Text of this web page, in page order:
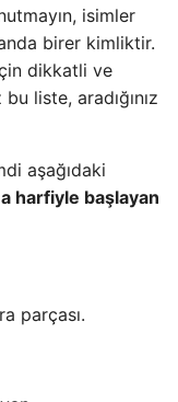
isimler
birer kimliktir.
dikkatli ve
liste, aradığınız
aşağıdaki
a harfiyle başlayan
parçası.